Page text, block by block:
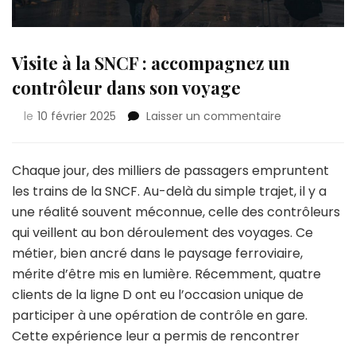
Visite à la SNCF : accompagnez un
contrôleur dans son voyage
le 10 février 2025 Laisser un commentaire
la
:
un
contrôleur
son
voyage
Chaque jour, des milliers de passagers empruntent
les trains de la SNCF. Au-delà du simple trajet, il y a
une réalité souvent méconnue, celle des contrôleurs
qui veillent au bon déroulement des voyages. Ce
métier, bien ancré dans le paysage ferroviaire,
mérite d’être mis en lumière. Récemment, quatre
clients de la ligne D ont eu l’occasion unique de
participer à une opération de contrôle en gare.
Cette expérience leur a permis de rencontrer